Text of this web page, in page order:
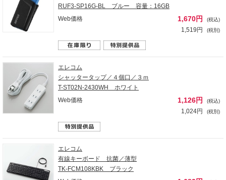
RUF3-SP16G-BL ブルー 容量：16GB
Web価格
1,670円 (税込)
1,519円 (税別)
エレコム
シャッタータップ／４個口／３ｍ
T-ST02N-2430WH ホワイト
Web価格
1,126円 (税込)
1,024円 (税別)
エレコム
有線キーボード 抗菌／薄型
TK-FCM108KBK ブラック